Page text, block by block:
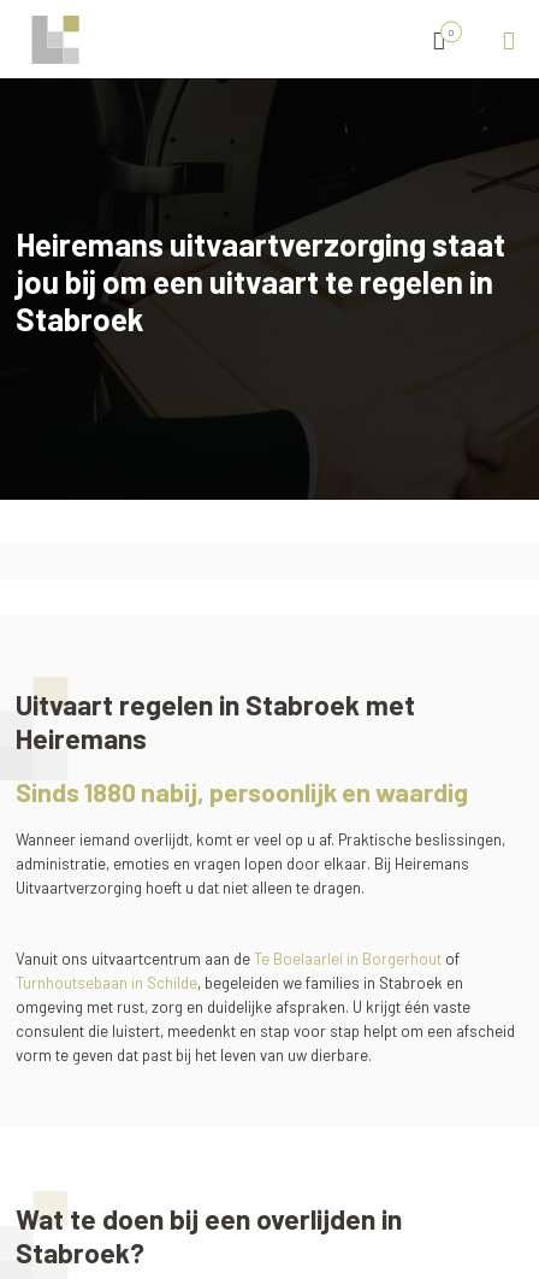
0
Heiremans uitvaartverzorging staat
jou bij om een uitvaart te regelen in
Stabroek
Uitvaart regelen in Stabroek met
Heiremans
Sinds 1880 nabij, persoonlijk en waardig
Wanneer iemand overlijdt, komt er veel op u af. Praktische beslissingen,
administratie, emoties en vragen lopen door elkaar. Bij Heiremans
Uitvaartverzorging hoeft u dat niet alleen te dragen.
Vanuit ons uitvaartcentrum aan deTe Boelaarlei in Borgerhout of
Turnhoutsebaan in Schilde, begeleiden we families in Stabroek en
omgeving met rust, zorg en duidelijke afspraken. U krijgt één vaste
consulent die luistert, meedenkt en stap voor stap helpt om een afscheid
vorm te geven dat past bij het leven van uw dierbare.
Wat te doen bij een overlijden in
Stabroek?